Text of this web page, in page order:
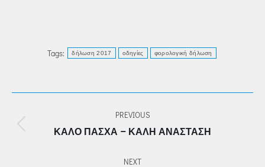
Tags: δήλωση 2017 οδηγίες φορολογική δήλωση
NAVIGATION
PREVIOUS
Previous
ΚΑΛΌ ΠΆΣΧΑ – ΚΑΛΉ ΑΝΆΣΤΑΣΗ
NEXT